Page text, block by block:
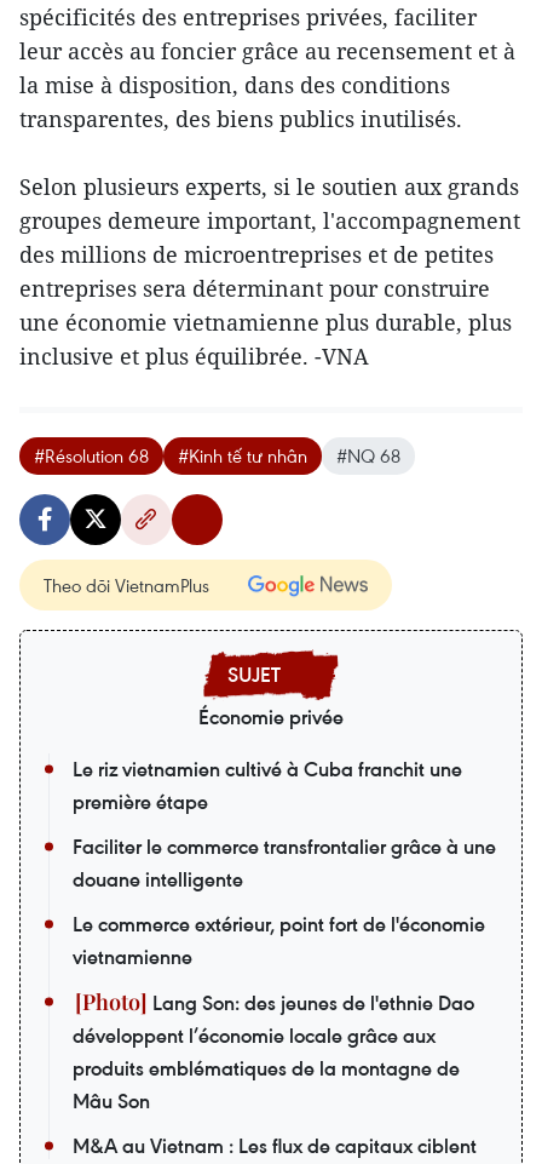
spécificités des entreprises privées, faciliter
leur accès au foncier grâce au recensement et à
la mise à disposition, dans des conditions
transparentes, des biens publics inutilisés.
Selon plusieurs experts, si le soutien aux grands
groupes demeure important, l'accompagnement
des millions de microentreprises et de petites
entreprises sera déterminant pour construire
une économie vietnamienne plus durable, plus
inclusive et plus équilibrée. -VNA
#Résolution 68 #Kinh tế tư nhân #NQ 68
Theo dõi VietnamPlus
Économie privée
Le riz vietnamien cultivé à Cuba franchit une
première étape
Faciliter le commerce transfrontalier grâce à une
douane intelligente
Le commerce extérieur, point fort de l'économie
vietnamienne
Lang Son: des jeunes de l'ethnie Dao
développent l’économie locale grâce aux
produits emblématiques de la montagne de
Mâu Son
M&A au Vietnam : Les flux de capitaux ciblent